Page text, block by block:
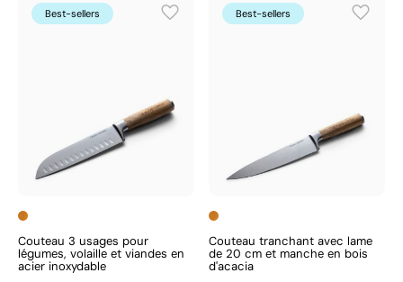
Best-sellers
Couteau 3 usages pour
légumes, volaille et viandes en
acier inoxydable
Best-sellers
Couteau tranchant avec lame
de 20 cm et manche en bois
d'acacia